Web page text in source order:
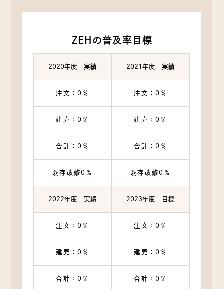
ZEHの普及率目標
2020年度 実績 2021年度 実績
注文：0％ 注文：0％
建売：0％ 建売：0％
合計：0％ 合計：0％
既存改修0％ 既存改修0％
2022年度 実績 2023年度 目標
注文：0％ 注文：0％
建売：0％ 建売：0％
合計：0％ 合計：0％